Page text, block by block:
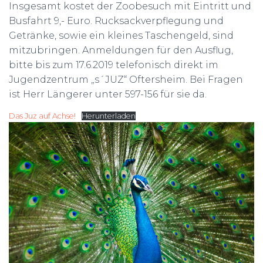
Insgesamt kostet der Zoobesuch mit Eintritt und
Busfahrt 9,- Euro. Rucksackverpflegung und
Getränke, sowie ein kleines Taschengeld, sind
mitzubringen. Anmeldungen für den Ausflug,
bitte bis zum 17.6.2019 telefonisch direkt im
Jugendzentrum „s´JUZ“ Oftersheim. Bei Fragen
ist Herr Längerer unter 597-156 für sie da.
Das Juz auf Achse! Herunterladen